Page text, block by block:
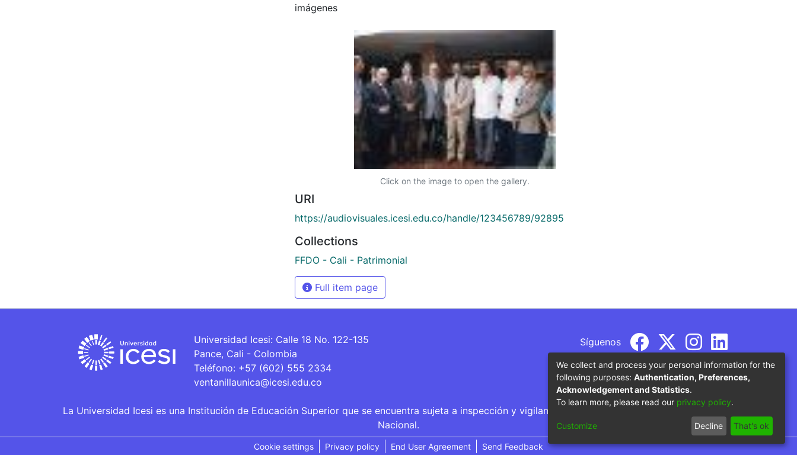
imágenes
Click on the image to open the gallery.
URI
https://audiovisuales.icesi.edu.co/handle/123456789/92895
Collections
FFDO - Cali - Patrimonial
Full item page
Universidad Icesi: Calle 18 No. 122-135
Pance, Cali - Colombia
Teléfono: +57 (602) 555 2334
ventanillaunica@icesi.edu.co
Síguenos
La Universidad Icesi es una Institución de Educación Superior que se encuentra sujeta a inspección y vigilancia por parte del Ministerio de Educación
Nacional.
Cookie settings Privacy policy End User Agreement Send Feedback
We collect and process your personal information for the
following purposes: Authentication, Preferences,
Acknowledgement and Statistics.
To learn more, please read our privacy policy.
Customize Decline That's ok